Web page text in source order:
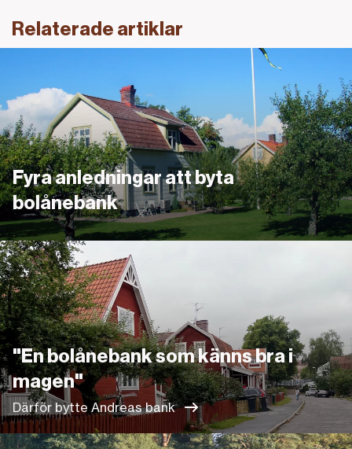
Relaterade artiklar
Fyra anledningar att byta
bolånebank
Därför bytte Andreas bank
"En bolånebank som känns bra i
magen"
Därför bytte Andreas bank
Länk